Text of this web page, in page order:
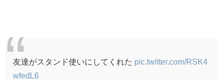
友達がスタンド使いにしてくれた pic.twitter.com/RSK4
wfedL6